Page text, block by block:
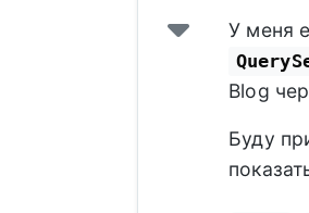
У меня
Blog
Буду